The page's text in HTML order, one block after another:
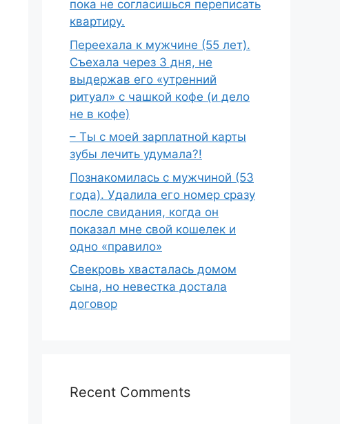
пока не согласишься переписать
квартиру.
Переехала к мужчине (55 лет).
Съехала через 3 дня, не
выдержав его «утренний
ритуал» с чашкой кофе (и дело
не в кофе)
– Ты с моей зарплатной карты
зубы лечить удумала?!
Познакомилась с мужчиной (53
года). Удалила его номер сразу
после свидания, когда он
показал мне свой кошелек и
одно «правило»
Свекровь хвасталась домом
сына, но невестка достала
договор
Recent Comments